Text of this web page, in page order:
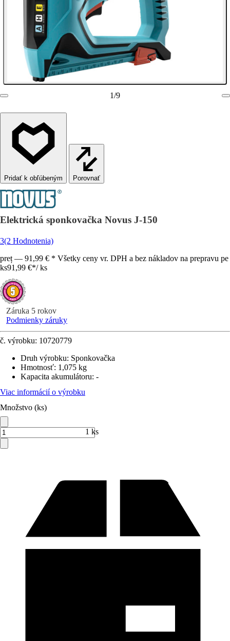
1/9
Porovnať
Elektrická sponkovačka Novus J-150
3(2 Hodnotenia)
preț — 91,99 € * Všetky ceny vr. DPH a bez nákladov na prepravu pe
ks91,99 €*/ ks
Záruka 5 rokov
Podmienky záruky
č. výrobku: 10720779
Druh výrobku: Sponkovačka
Hmotnosť: 1,075 kg
Kapacita akumulátoru: -
Viac informácií o výrobku
Množstvo (ks)
1 ks